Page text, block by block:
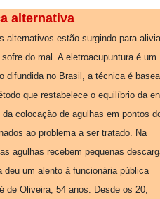
alternativa
alternativos estão surgindo para
do mal. A eletroacupuntura é um
difundida no Brasil, a técnica é
que restabelece o equilíbrio da
colocação de agulhas em pontos
ao problema a ser tratado. Na
agulhas recebem pequenas
deu um alento à funcionária pública
de Oliveira, 54 anos. Desde os 20,